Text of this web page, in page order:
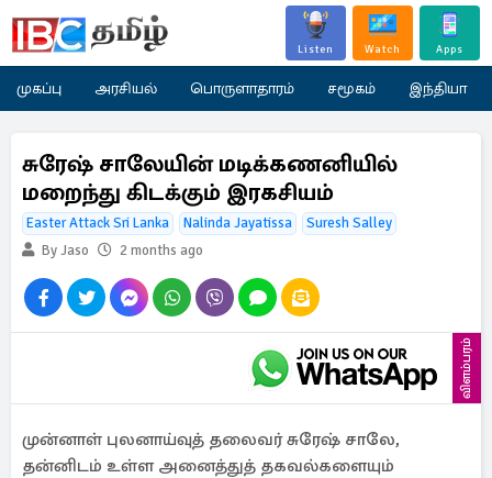
Listen Watch Apps
முகப்பு அரசியல் பொருளாதாரம் சமூகம் இந்தியா
சுரேஷ் சாலேயின் மடிக்கணனியில்
மறைந்து கிடக்கும் இரகசியம்
Easter Attack Sri Lanka Nalinda Jayatissa
Suresh Salley
By Jaso
2 months ago
விளம்பரம்
முன்னாள் புலனாய்வுத் தலைவர் சுரேஷ் சாலே,
தன்னிடம் உள்ள அனைத்துத் தகவல்களையும்